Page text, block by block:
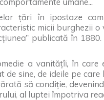
țări în ipostaze
micii burghezii o
publicată în
a vanitățîi, în care
de sine, de ideile pe
să condiție,
al luptei împotriva